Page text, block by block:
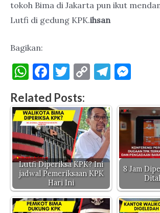
tokoh Bima di Jakarta pun ikut
Lutfi di gedung KPK.ihsan
Bagikan:
W
h
at
s
A
p
p
F
a
c
e
b
o
o
k
T
w
it
te
r
C
p
y
Li
n
k
T
e
gr
m
se
n
g
er
Related Posts:
Lutfi Diperiksa KPK? Ini
jadwal Pemeriksaan KPK
Hari Ini
8 Jam